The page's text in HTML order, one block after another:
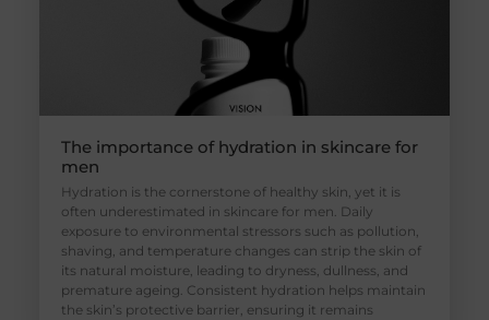
The importance of hydration in skincare for
men
Hydration is the cornerstone of healthy skin, yet it is
often underestimated in skincare for men. Daily
exposure to environmental stressors such as pollution,
shaving, and temperature changes can strip the skin of
its natural moisture, leading to dryness, dullness, and
premature ageing. Consistent hydration helps maintain
the skin’s protective barrier, ensuring it remains